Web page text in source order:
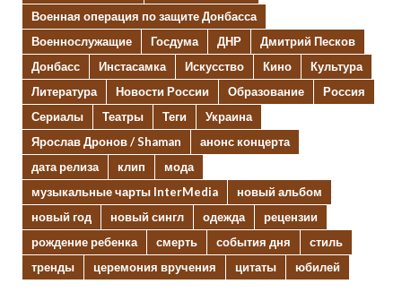
Военная операция по защите Донбасса
Военнослужащие
Госдума ДНР
Дмитрий Песков
Донбасс
Инстасамка Искусство Кино
Культура
Литература
Новости России Образование
Россия
Сериалы
Театры Теги
Украина
Ярослав Дронов / Shaman
анонс концерта
дата релиза
клип
мода
музыкальные чарты InterMedia
новый альбом
новый год
новый сингл одежда
рецензии
рождение ребенка
смерть события дня
стиль
тренды
церемония вручения цитаты юбилей